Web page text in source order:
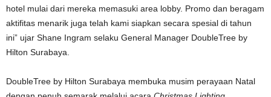
hotel mulai dari mereka memasuki area lobby. Promo dan beragam
aktifitas menarik juga telah kami siapkan secara spesial di tahun
ini” ujar Shane Ingram selaku General Manager DoubleTree by
Hilton Surabaya.
DoubleTree by Hilton Surabaya membuka musim perayaan Natal